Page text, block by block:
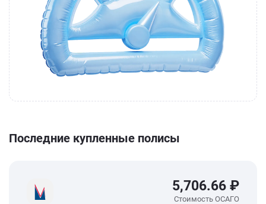
Последние купленные полисы
5,706.66 ₽
Стоимость ОСАГО